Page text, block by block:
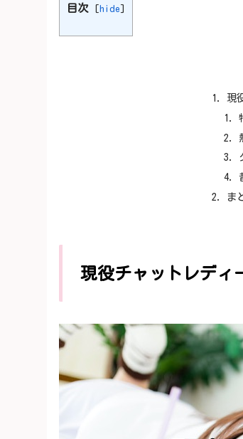
目次 [ hide ]
現
ま
現役チャットレディ